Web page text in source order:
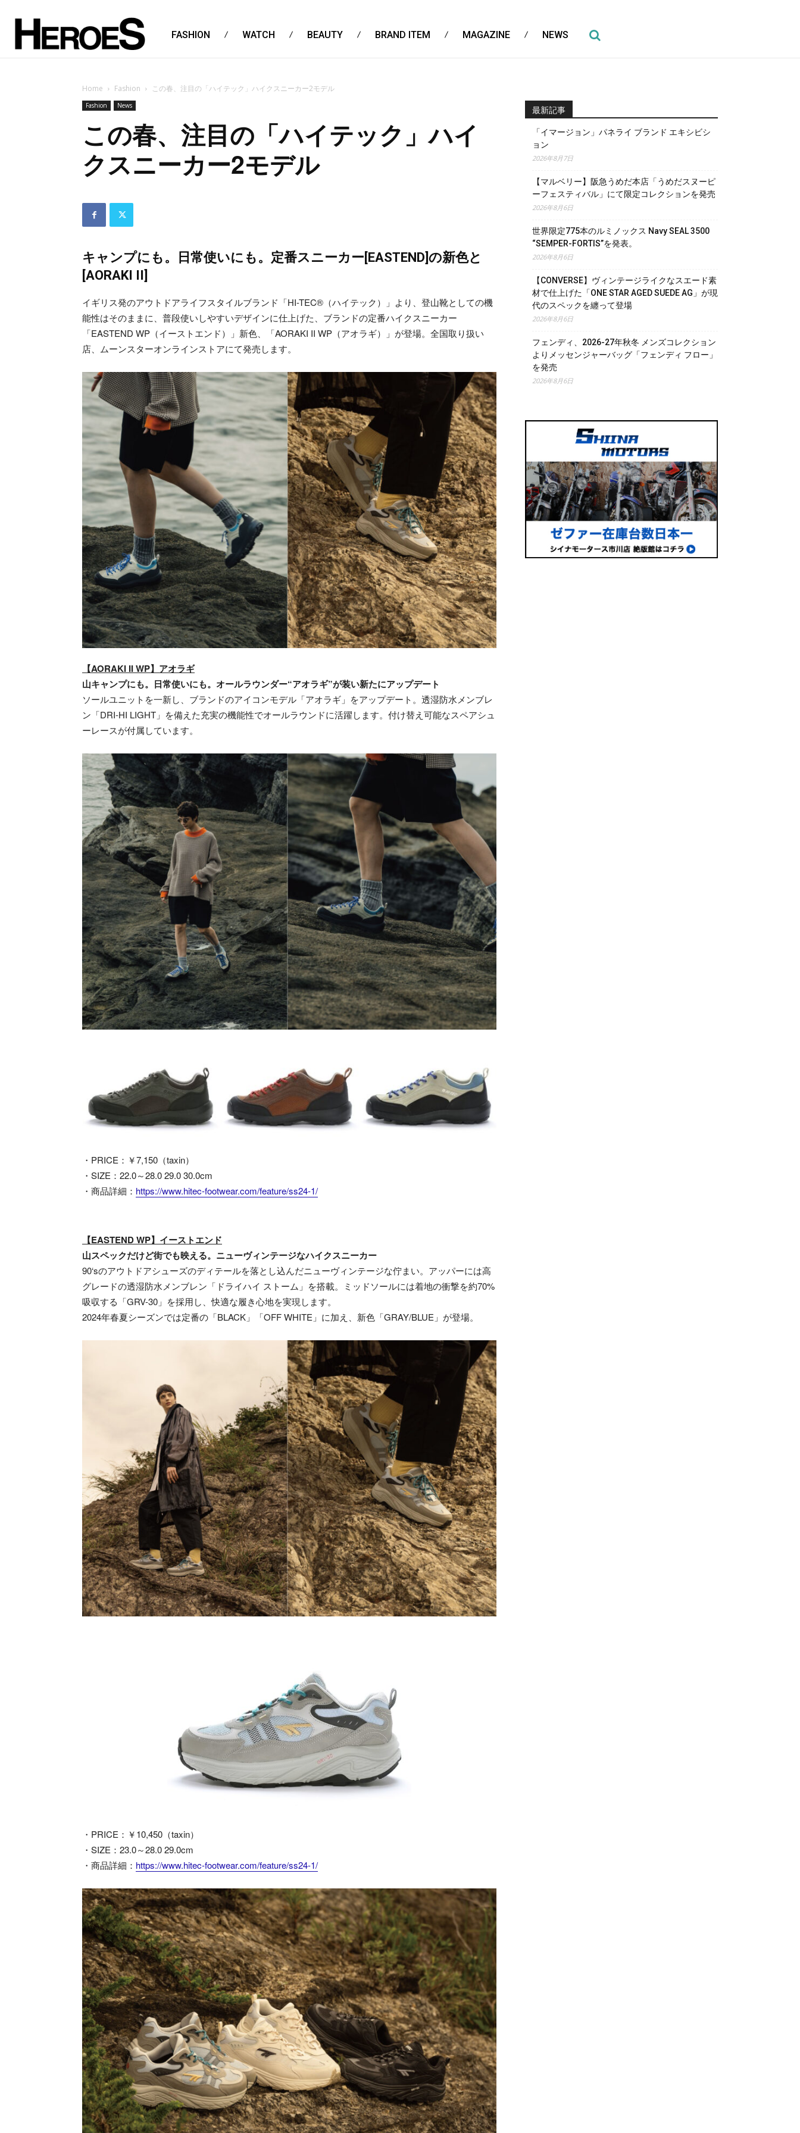
FASHION WATCH BEAUTY BRAND ITEM MAGAZINE NEWS
Home Fashion この春、注目の「ハイテック」ハイクスニーカー2モデル
Fashion News
この春、注目の「ハイテック」ハイ
クスニーカー2モデル
キャンプにも。日常使いにも。定番スニーカー[EASTEND]の新色と
[AORAKI II]
イギリス発のアウトドアライフスタイルブランド「HI-TEC®（ハイテック）」より、登山靴としての機
能性はそのままに、普段使いしやすいデザインに仕上げた、ブランドの定番ハイクスニーカー
「EASTEND WP（イーストエンド）」新色、「AORAKI II WP（アオラギ）」が登場。全国取り扱い
店、ムーンスターオンラインストアにて発売します。
【AORAKI II WP】アオラギ
山キャンプにも。日常使いにも。オールラウンダー“アオラギ”が装い新たにアップデート
ソールユニットを一新し、ブランドのアイコンモデル「アオラギ」をアップデート。透湿防水メンブレ
ン「DRI-HI LIGHT」を備えた充実の機能性でオールラウンドに活躍します。付け替え可能なスペアシュ
ーレースが付属しています。
・PRICE：￥7,150（taxin）
・SIZE：22.0～28.0 29.0 30.0cm
・商品詳細： https://www.hitec-footwear.com/feature/ss24-1/
【EASTEND WP】イーストエンド
山スペックだけど街でも映える。ニューヴィンテージなハイクスニーカー
90‘sのアウトドアシューズのディテールを落とし込んだニューヴィンテージな佇まい。アッパーには高
グレードの透湿防水メンブレン「ドライハイ ストーム」を搭載。ミッドソールには着地の衝撃を約70%
吸収する「GRV-30」を採用し、快適な履き心地を実現します。
2024年春夏シーズンでは定番の「BLACK」「OFF WHITE」に加え、新色「GRAY/BLUE」が登場。
・PRICE：￥10,450（taxin）
・SIZE：23.0～28.0 29.0cm
・商品詳細： https://www.hitec-footwear.com/feature/ss24-1/
最新記事
「イマージョン」パネライ ブランド エキシビシ
ョン
2026年8月7日
【マルベリー】阪急うめだ本店「うめだスヌーピ
ーフェスティバル」にて限定コレクションを発売
2026年8月6日
世界限定775本のルミノックス Navy SEAL 3500
“SEMPER-FORTIS”を発表。
2026年8月6日
【CONVERSE】ヴィンテージライクなスエード素
材で仕上げた「ONE STAR AGED SUEDE AG」が現
代のスペックを纏って登場
2026年8月6日
フェンディ、2026-27年秋冬 メンズコレクション
よりメッセンジャーバッグ「フェンディ フロー」
を発売
2026年8月6日